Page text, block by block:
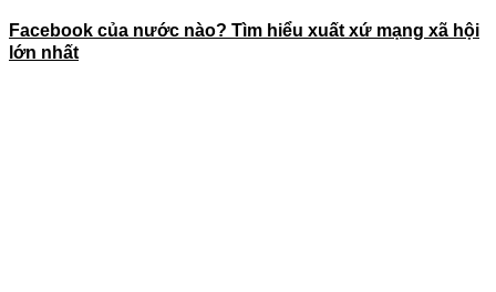
Facebook của nước nào? Tìm hiểu xuất xứ mạng xã hội
lớn nhất